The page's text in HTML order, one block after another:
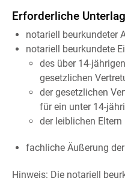
Erforderliche
notariell beurkundeter
notariell beurkundete
des über 14-
gesetzlichen
der gesetzlichen
für ein unter 14-
der leiblichen Eltern
fachliche Äußerung
Hinweis: Die notariell